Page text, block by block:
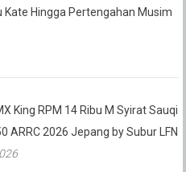
Kate Hingga Pertengahan Musim
King RPM 14 Ribu M Syirat Sauqi
ARRC 2026 Jepang by Subur LFN